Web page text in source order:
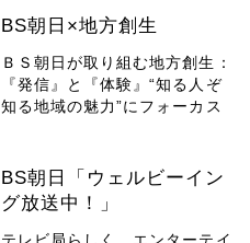
BS朝日×地方創生
ＢＳ朝日が取り組む地方創生：
『発信』と『体験』“知る人ぞ
知る地域の魅力”にフォーカス
BS朝日「ウェルビーイン
グ放送中！」